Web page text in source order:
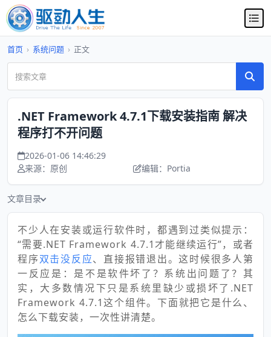
首页 › 系统问题 › 正文
.NET Framework 4.7.1下载安装指南 解决
程序打不开问题
2026-01-06 14:46:29
来源：原创
编辑：Portia
文章目录
不少人在安装或运行软件时，都遇到过类似提示：
“需要.NET Framework 4.7.1才能继续运行”，或者
程序双击没反应、直接报错退出。这时候很多人第
一反应是：是不是软件坏了？系统出问题了？其
实，大多数情况下只是系统里缺少或损坏了.NET
Framework 4.7.1这个组件。下面就把它是什么、
怎么下载安装，一次性讲清楚。